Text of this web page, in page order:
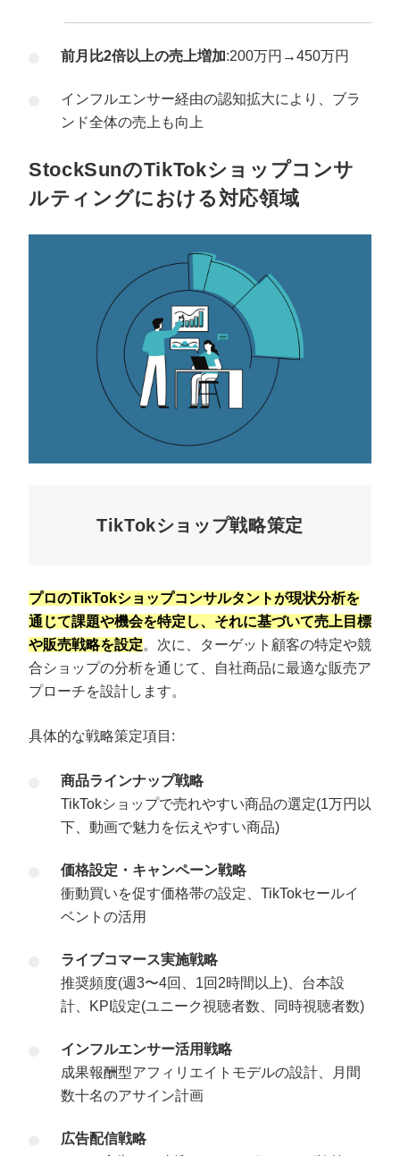
前月比2倍以上の売上増加:200万円→450万円
インフルエンサー経由の認知拡大により、ブラ
ンド全体の売上も向上
StockSunのTikTokショップコンサ
ルティングにおける対応領域
TikTokショップ戦略策定
プロのTikTokショップコンサルタントが現状分析を
通じて課題や機会を特定し、それに基づいて売上目標
や販売戦略を設定。次に、ターゲット顧客の特定や競
合ショップの分析を通じて、自社商品に最適な販売ア
プローチを設計します。
具体的な戦略策定項目:
商品ラインナップ戦略
TikTokショップで売れやすい商品の選定(1万円以
下、動画で魅力を伝えやすい商品)
価格設定・キャンペーン戦略
衝動買いを促す価格帯の設定、TikTokセールイ
ベントの活用
ライブコマース実施戦略
推奨頻度(週3〜4回、1回2時間以上)、台本設
計、KPI設定(ユニーク視聴者数、同時視聴者数)
インフルエンサー活用戦略
成果報酬型アフィリエイトモデルの設計、月間
数十名のアサイン計画
広告配信戦略